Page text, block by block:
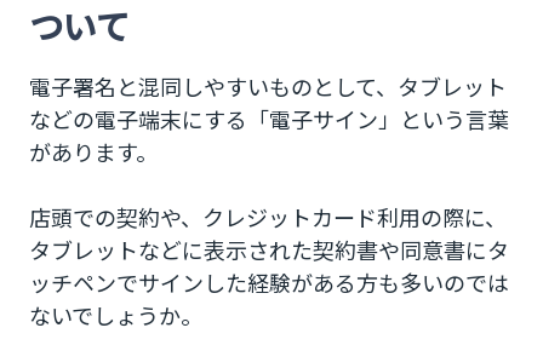
ついて
電子署名と混同しやすいものとして、タブレット
などの電子端末にする「電子サイン」という言葉
があります。
店頭での契約や、クレジットカード利用の際に、
タブレットなどに表示された契約書や同意書にタ
ッチペンでサインした経験がある方も多いのでは
ないでしょうか。